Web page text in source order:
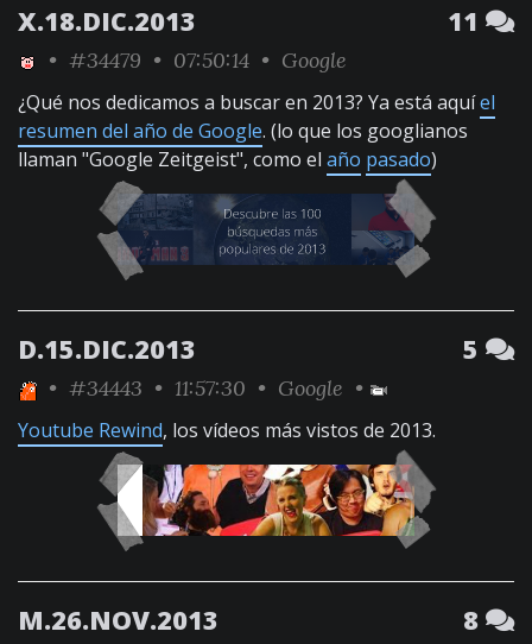
X.18.DIC.2013 11
• #34479 • 07:50:14 • Google
¿Qué nos dedicamos a buscar en 2013? Ya está aquíel
resumen del año de Google. (lo que los googlianos
llaman "Google Zeitgeist", como el año pasado)
D.15.DIC.2013 5
• #34443 • 11:57:30 • Google •
Youtube Rewind, los vídeos más vistos de 2013.
M.26.NOV.2013 8